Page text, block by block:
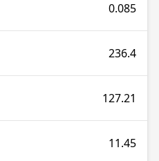
0.085
236.4
127.21
11.45